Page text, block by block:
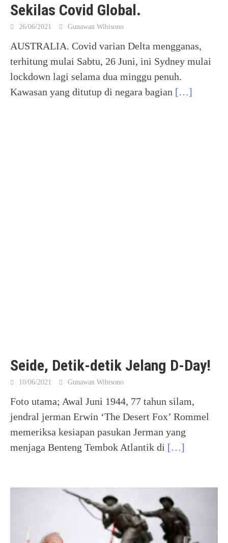
Sekilas Covid Global.
26/06/2021 Gunawan Wibisono
AUSTRALIA. Covid varian Delta mengganas,
terhitung mulai Sabtu, 26 Juni, ini Sydney mulai
lockdown lagi selama dua minggu penuh.
Kawasan yang ditutup di negara bagian […]
Seide, Detik-detik Jelang D-Day!
10/06/2021 Gunawan Wibisono
Foto utama; Awal Juni 1944, 77 tahun silam,
jendral jerman Erwin ‘The Desert Fox’ Rommel
memeriksa kesiapan pasukan Jerman yang
menjaga Benteng Tembok Atlantik di […]